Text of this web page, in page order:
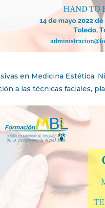
en Medicina Estética,
a las técnicas faciales,